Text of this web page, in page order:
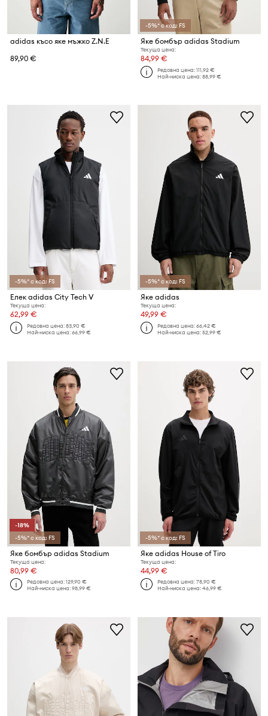
adidas късо яке мъжко Z.N.E
89,90 €
-5%* с код: FS
Яке бомбър adidas Stadium
Текуща цена:
84,99 €
Редовна цена:111,92 €
Най-ниска цена:88,99 €
-5%* с код: FS
Елек adidas City Tech V
Текуща цена:
62,99 €
Редовна цена:83,90 €
Най-ниска цена:66,99 €
-5%* с код: FS
Яке adidas
Текуща цена:
49,99 €
Редовна цена:66,42 €
Най-ниска цена:52,99 €
-18%
-5%* с код: FS
Яке бомбър adidas Stadium
Текуща цена:
80,99 €
Редовна цена:129,90 €
Най-ниска цена:98,99 €
-5%* с код: FS
Яке adidas House of Tiro
Текуща цена:
44,99 €
Редовна цена:78,90 €
Най-ниска цена:46,99 €